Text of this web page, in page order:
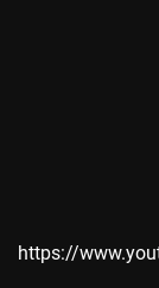
https://